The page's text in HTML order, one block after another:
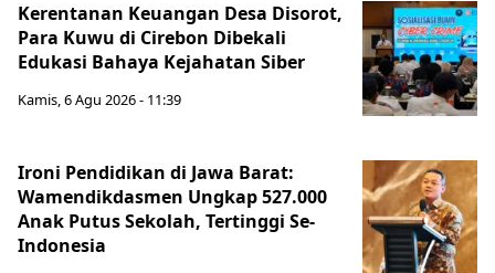
Kerentanan Keuangan Desa Disorot,
Para Kuwu di Cirebon Dibekali
Edukasi Bahaya Kejahatan Siber
Kamis, 6 Agu 2026 - 11:39
Ironi Pendidikan di Jawa Barat:
Wamendikdasmen Ungkap 527.000
Anak Putus Sekolah, Tertinggi Se-
Indonesia